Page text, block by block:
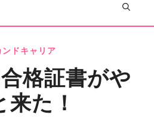
ンドキャリア
格証書がや
来た！